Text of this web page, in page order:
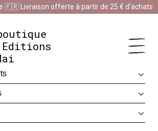
🇫🇷 Livraison offerte à partir de 25 € d'achats
Editions
🇫🇷 Livraison offerte à partir de 25 €
des cookies